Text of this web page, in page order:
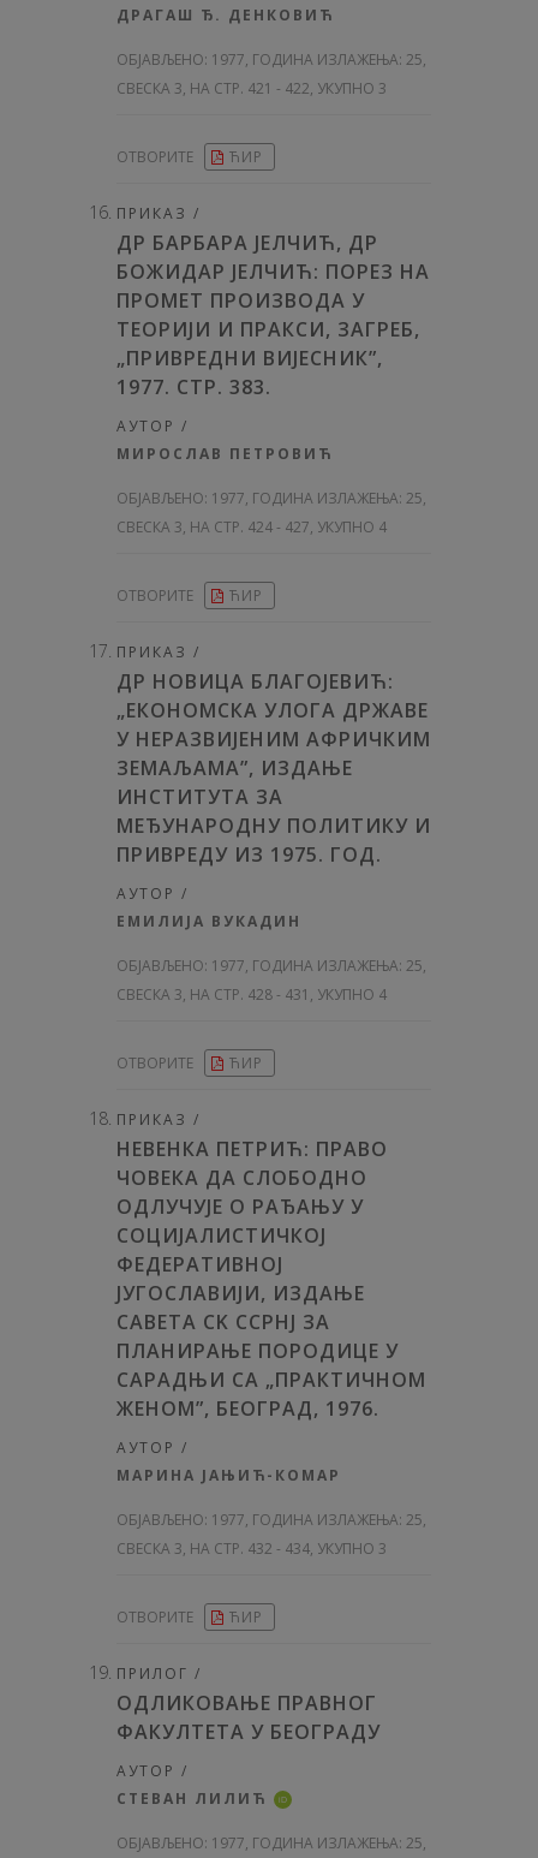
ДРАГАШ Ђ. ДЕНКОВИЋ
ОБЈАВЉЕНО: 1977, ГОДИНА ИЗЛАЖЕЊА: 25,
СВЕСКА 3, НА СТР. 421 - 422, УКУПНО 3
ОТВОРИТЕ ЋИР
ПРИКАЗ /
ДР БАРБАРА ЈЕЛЧИЋ, ДР
БОЖИДАР ЈЕЛЧИЋ: ПОРЕЗ НА
ПРОМЕТ ПРОИЗВОДА У
ТЕОРИЈИ И ПРАКСИ, ЗАГРЕБ,
„ПРИВРЕДНИ ВИЈЕСНИК”,
1977. СТР. 383.
АУТОР /
МИРОСЛАВ ПЕТРОВИЋ
ОБЈАВЉЕНО: 1977, ГОДИНА ИЗЛАЖЕЊА: 25,
СВЕСКА 3, НА СТР. 424 - 427, УКУПНО 4
ОТВОРИТЕ ЋИР
ПРИКАЗ /
ДР НОВИЦА БЛАГОЈЕВИЋ:
„ЕКОНОМСКА УЛОГА ДРЖАВЕ
У НЕРАЗВИЈЕНИМ АФРИЧКИМ
ЗЕМАЉАМА”, ИЗДАЊЕ
ИНСТИТУТА ЗА
МЕЂУНАРОДНУ ПОЛИТИКУ И
ПРИВРЕДУ ИЗ 1975. ГОД.
АУТОР /
ЕМИЛИЈА ВУКАДИН
ОБЈАВЉЕНО: 1977, ГОДИНА ИЗЛАЖЕЊА: 25,
СВЕСКА 3, НА СТР. 428 - 431, УКУПНО 4
ОТВОРИТЕ ЋИР
ПРИКАЗ /
НЕВЕНКА ПЕТРИЋ: ПРАВО
ЧОВЕКА ДА СЛОБОДНО
ОДЛУЧУЈЕ О РАЂАЊУ У
СОЦИЈАЛИСТИЧКОЈ
ФЕДЕРАТИВНОЈ
ЈУГОСЛАВИЈИ, ИЗДАЊЕ
САВЕТА CK ССРНЈ ЗА
ПЛАНИРАЊЕ ПОРОДИЦЕ У
САРАДЊИ СА „ПРАКТИЧНОМ
ЖЕНОМ”, БЕОГРАД, 1976.
АУТОР /
МАРИНА ЈАЊИЋ-КОМАР
ОБЈАВЉЕНО: 1977, ГОДИНА ИЗЛАЖЕЊА: 25,
СВЕСКА 3, НА СТР. 432 - 434, УКУПНО 3
ОТВОРИТЕ ЋИР
ПРИЛОГ /
ОДЛИКОВАЊЕ ПРАВНОГ
ФАКУЛТЕТА У БЕОГРАДУ
АУТОР /
СТЕВАН ЛИЛИЋ
iD
ОБЈАВЉЕНО: 1977, ГОДИНА ИЗЛАЖЕЊА: 25,